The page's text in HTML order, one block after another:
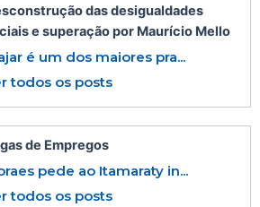
das desigualdades
e superação por Maurício Mello
é um dos maiores pra...
todos os posts
de Empregos
pede ao Itamaraty in...
todos os posts